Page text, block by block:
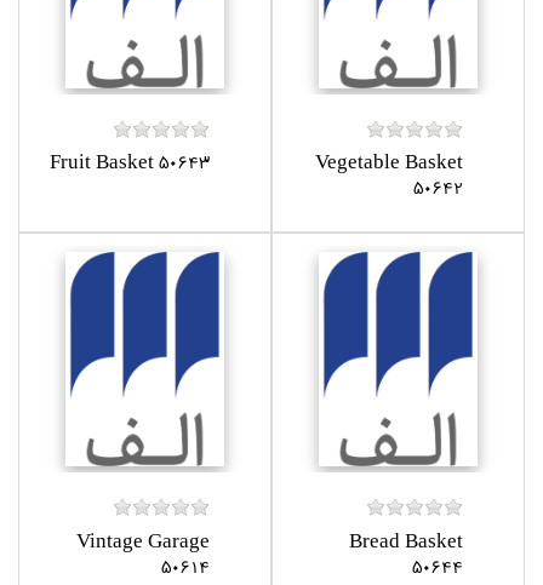
Vegetable Basket
50642
Fruit Basket 50643
Bread Basket
50644
Vintage Garage
50614